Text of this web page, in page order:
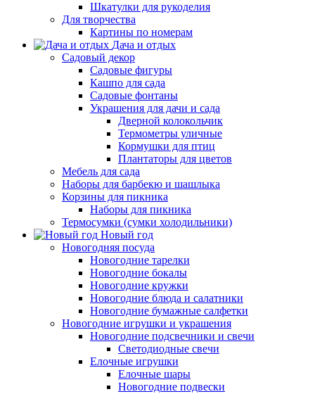
Шкатулки для рукоделия
Для творчества
Картины по номерам
Дача и отдых
Садовый декор
Садовые фигуры
Кашпо для сада
Садовые фонтаны
Украшения для дачи и сада
Дверной колокольчик
Термометры уличные
Кормушки для птиц
Плантаторы для цветов
Мебель для сада
Наборы для барбекю и шашлыка
Корзины для пикника
Наборы для пикника
Термосумки (сумки холодильники)
Новый год
Новогодняя посуда
Новогодние тарелки
Новогодние бокалы
Новогодние кружки
Новогодние блюда и салатники
Новогодние бумажные салфетки
Новогодние игрушки и украшения
Новогодние подсвечники и свечи
Светодиодные свечи
Елочные игрушки
Елочные шары
Новогодние подвески